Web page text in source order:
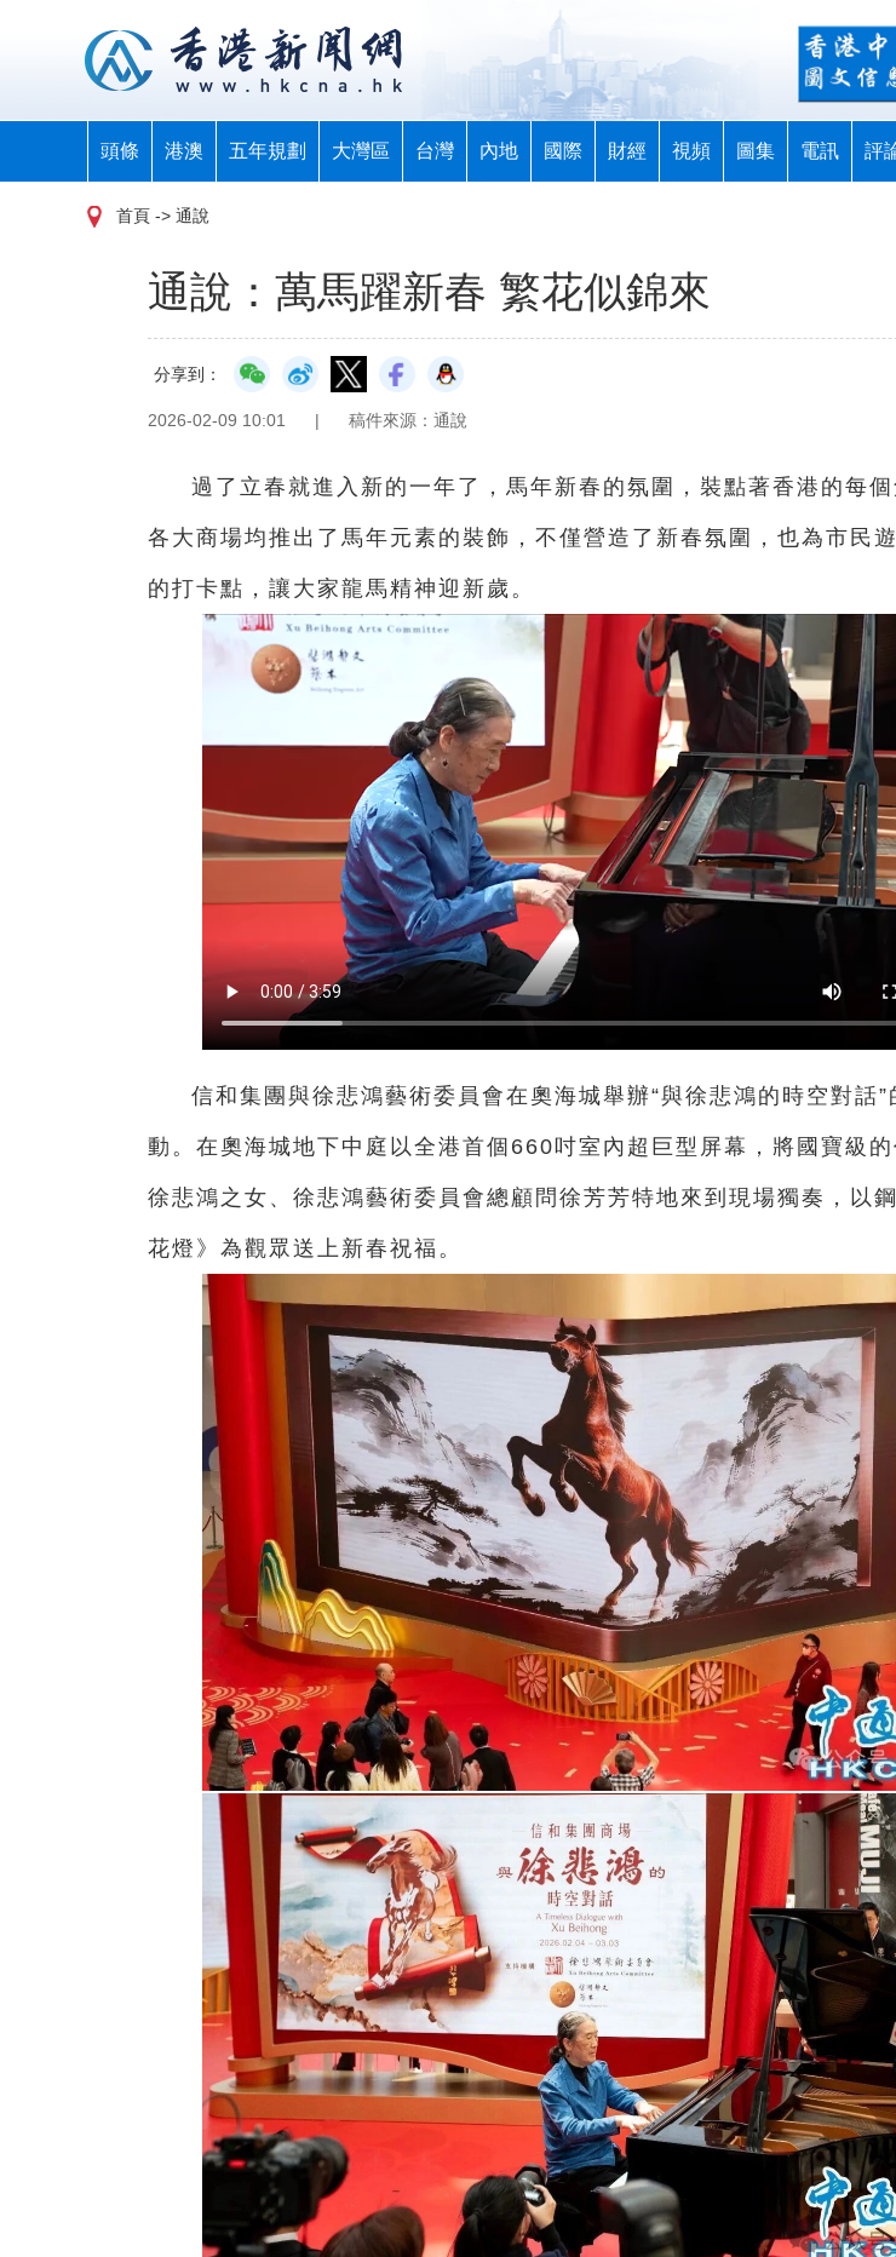
頭條 港澳 五年規劃 大灣區 台灣 內地 國際 財經 視頻 圖集 電訊 評
首頁 -> 通說
通說：萬馬躍新春 繁花似錦來
分享到：
2026-02-09 10:01 | 稿件來源：通說
過了立春就進入新的一年了，馬年新春的氛圍，裝點著香港的每個
各大商場均推出了馬年元素的裝飾，不僅營造了新春氛圍，也為市民
的打卡點，讓大家龍馬精神迎新歲。
信和集團與徐悲鴻藝術委員會在奧海城舉辦“與徐悲鴻的時空對話”
動。在奧海城地下中庭以全港首個660吋室內超巨型屏幕，將國寶級的
徐悲鴻之女、徐悲鴻藝術委員會總顧問徐芳芳特地來到現場獨奏，以
花燈》為觀眾送上新春祝福。